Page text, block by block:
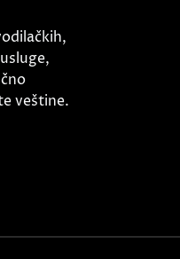
veštine.